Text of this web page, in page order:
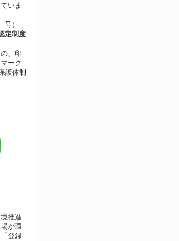
いま
）
定制度
、印
ーク
護体制
推進
が環
登録